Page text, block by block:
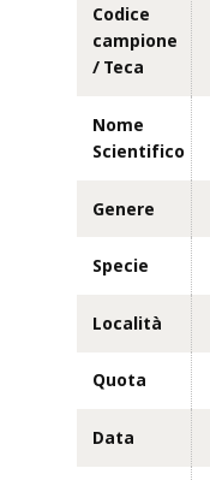
Codice
campione
/ Teca
Nome
Scientifico
Genere
Specie
Località
Quota
Data